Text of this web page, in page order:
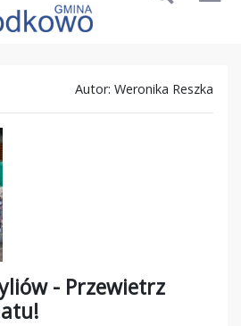
Autor: Weronika Reszka
- Przewietrz